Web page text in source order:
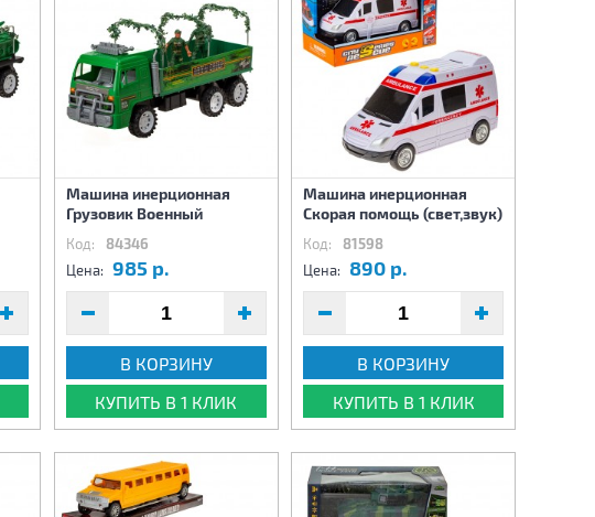
Машина инерционная
Грузовик Военный
Код: 84346
Цена: 985 р.
В КОРЗИНУ
КУПИТЬ В 1 КЛИК
Машина инерционная
Скорая помощь (свет,звук)
Код: 81598
Цена: 890 р.
В КОРЗИНУ
КУПИТЬ В 1 КЛИК